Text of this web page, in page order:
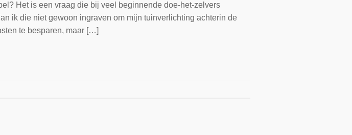
Het is een vraag die bij veel beginnende doe-het-zelvers
ik die niet gewoon ingraven om mijn tuinverlichting achterin de
te besparen, maar […]